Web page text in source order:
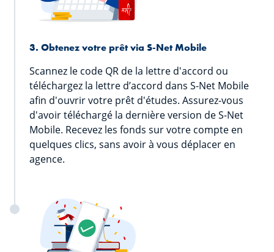
3. Obtenez votre prêt via S-Net Mobile
Scannez le code QR de la lettre d'accord ou
téléchargez la lettre d’accord dans S-Net Mobile
afin d'ouvrir votre prêt d'études. Assurez-vous
d'avoir téléchargé la dernière version de S-Net
Mobile. Recevez les fonds sur votre compte en
quelques clics, sans avoir à vous déplacer en
agence.